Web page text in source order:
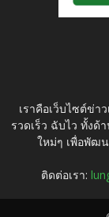
เราคือเว็บไซต์ข่
รวดเร็ว ฉับไว ทั้งด้
ใหม่ๆ เพื่อพัฒน
ติดต่อเรา: